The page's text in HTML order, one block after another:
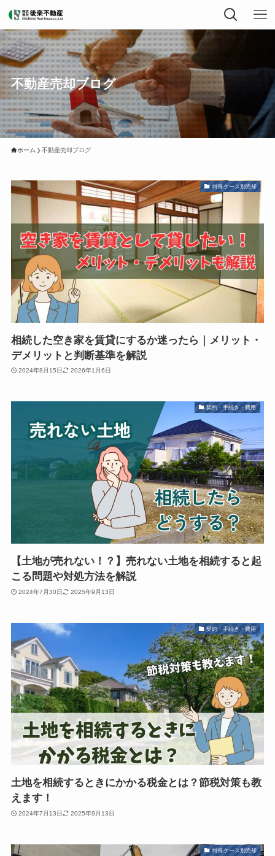
不動産売却ブログ
ホーム 不動産売却ブログ
特殊ケース別売却
相続した空き家を賃貸にするか迷ったら｜メリット・
デメリットと判断基準を解説
2024年8月15日 2026年1月6日
契約・手続き・費用
【土地が売れない！？】売れない土地を相続すると起
こる問題や対処方法を解説
2024年7月30日 2025年9月13日
契約・手続き・費用
土地を相続するときにかかる税金とは？節税対策も教
えます！
2024年7月13日 2025年9月13日
特殊ケース別売却